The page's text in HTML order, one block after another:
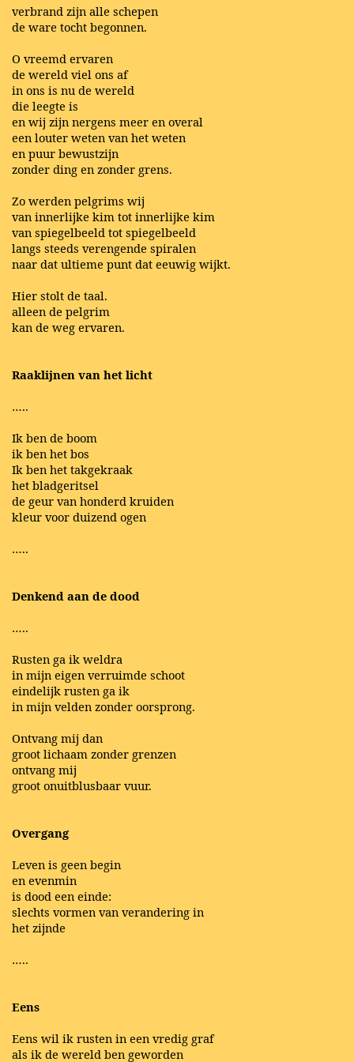
verbrand zijn alle schepen
de ware tocht begonnen.
O vreemd ervaren
de wereld viel ons af
in ons is nu de wereld
die leegte is
en wij zijn nergens meer en overal
een louter weten van het weten
en puur bewustzijn
zonder ding en zonder grens.
Zo werden pelgrims wij
van innerlijke kim tot innerlijke kim
van spiegelbeeld tot spiegelbeeld
langs steeds verengende spiralen
naar dat ultieme punt dat eeuwig wijkt.
Hier stolt de taal.
alleen de pelgrim
kan de weg ervaren.
Raaklijnen van het licht
…..
Ik ben de boom
ik ben het bos
Ik ben het takgekraak
het bladgeritsel
de geur van honderd kruiden
kleur voor duizend ogen
…..
Denkend aan de dood
…..
Rusten ga ik weldra
in mijn eigen verruimde schoot
eindelijk rusten ga ik
in mijn velden zonder oorsprong.
Ontvang mij dan
groot lichaam zonder grenzen
ontvang mij
groot onuitblusbaar vuur.
Overgang
Leven is geen begin
en evenmin
is dood een einde:
slechts vormen van verandering in
het zijnde
…..
Eens
Eens wil ik rusten in een vredig graf
als ik de wereld ben geworden